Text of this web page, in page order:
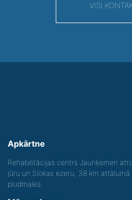
VISI
Apkārtne
Rehabilitācijas centrs Jaunķemeri
jūru un Slokas ezeru, 38 km
pludmales.